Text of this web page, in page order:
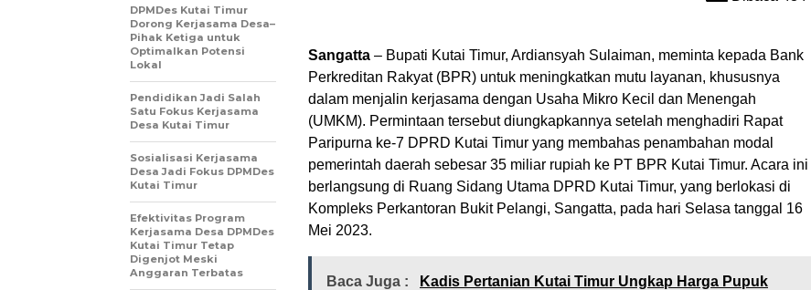
Sangatta – Bupati Kutai Timur, Ardiansyah Sulaiman, meminta kepada Bank
Perkreditan Rakyat (BPR) untuk meningkatkan mutu layanan, khususnya
dalam menjalin kerjasama dengan Usaha Mikro Kecil dan Menengah
(UMKM). Permintaan tersebut diungkapkannya setelah menghadiri Rapat
Paripurna ke-7 DPRD Kutai Timur yang membahas penambahan modal
pemerintah daerah sebesar 35 miliar rupiah ke PT BPR Kutai Timur. Acara ini
berlangsung di Ruang Sidang Utama DPRD Kutai Timur, yang berlokasi di
Kompleks Perkantoran Bukit Pelangi, Sangatta, pada hari Selasa tanggal 16
Mei 2023.
Baca Juga :
Kadis Pertanian Kutai Timur Ungkap Harga Pupuk
DPMDes Kutai Timur
Dorong Kerjasama Desa–
Pihak Ketiga untuk
Optimalkan Potensi
Lokal
Pendidikan Jadi Salah
Satu Fokus Kerjasama
Desa Kutai Timur
Sosialisasi Kerjasama
Desa Jadi Fokus DPMDes
Kutai Timur
Efektivitas Program
Kerjasama Desa DPMDes
Kutai Timur Tetap
Digenjot Meski
Anggaran Terbatas